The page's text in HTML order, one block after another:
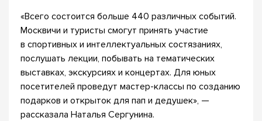
«Всего состоится больше 440 различных событий.
Москвичи и туристы смогут принять участие
в спортивных и интеллектуальных состязаниях,
послушать лекции, побывать на тематических
выставках, экскурсиях и концертах. Для юных
посетителей проведут мастер-классы по созданию
подарков и открыток для пап и дедушек», —
рассказала Наталья Сергунина.